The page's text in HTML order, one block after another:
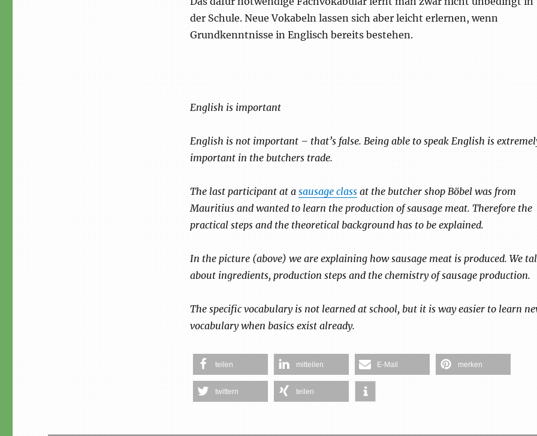
der Schule. Neue Vokabeln lassen sich aber leicht erlernen, wenn
Grundkenntnisse in Englisch bereits bestehen.
English is important
English is not important – that’s false. Being able to speak English is
important in the butchers trade.
The last participant at a sausage classat the butcher shop Böbel was from
Mauritius and wanted to learn the production of sausage meat. Therefore the
practical steps and the theoretical background has to be explained.
In the picture (above) we are explaining how sausage meat is produced. We
about ingredients, production steps and the chemistry of sausage production.
The specific vocabulary is not learned at school, but it is way easier to learn
vocabulary when basics exist already.
teilen mitteilen E-Mail merken
twittern teilen